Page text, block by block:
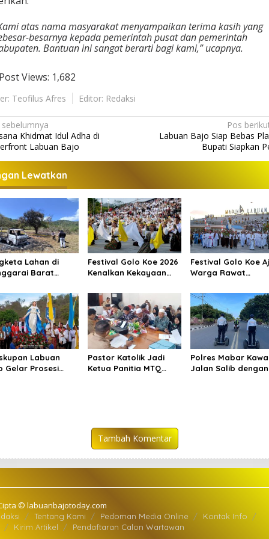
atas nama masyarakat menyampaikan terima kasih yang
besarnya kepada pemerintah pusat dan pemerintah
Bantuan ini sangat berarti bagi kami,” ucapnya.
Post Views: 1,682
Teofilus Afres Editor: Redaksi
sebelumnya
Khidmat Idul Adha di
Labuan Bajo
Pos
Labuan Bajo Siap Bebas
Bupati Siapkan
Lewatkan
Lahan di
Barat
dan
Dibakar
Festival Golo Koe 2026
Kenalkan Kekayaan
kepada Wisatawan
Festival Golo Koe
Warga Rawat
Ancaman Krisis
Labuan
Gelar Prosesi
Pastor Katolik Jadi
Ketua Panitia MTQ
Polres Mabar
Jalan Salib dengan
Tambah Komentar
© labuanbajotoday.com
Tentang Kami Pedoman Media Online
Kontak Info
Kirim Artikel Pendaftaran Calon Wartawan